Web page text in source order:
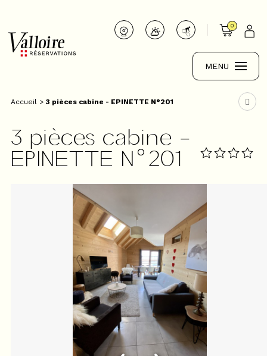
0
MENU
Accueil > 3 pièces cabine - EPINETTE N°201
3 pièces cabine -
EPINETTE N°201